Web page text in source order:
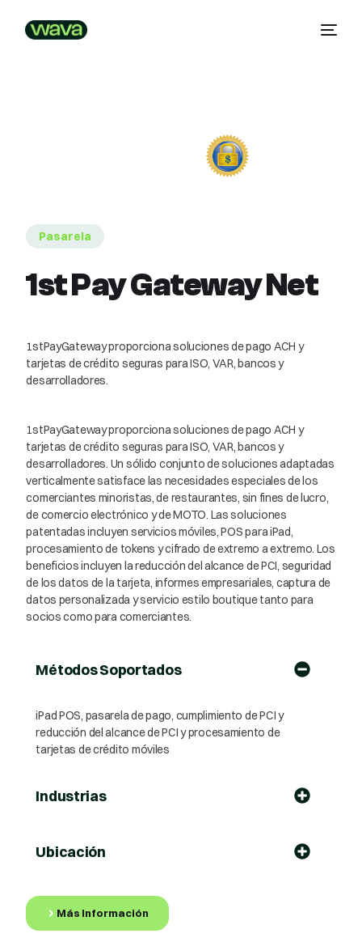
Pasarela
1st Pay Gateway Net
1stPayGateway proporciona soluciones de pago ACH y
tarjetas de crédito seguras para ISO, VAR, bancos y
desarrolladores.
1stPayGateway proporciona soluciones de pago ACH y
tarjetas de crédito seguras para ISO, VAR, bancos y
desarrolladores. Un sólido conjunto de soluciones adaptadas
verticalmente satisface las necesidades especiales de los
comerciantes minoristas, de restaurantes, sin fines de lucro,
de comercio electrónico y de MOTO. Las soluciones
patentadas incluyen servicios móviles, POS para iPad,
procesamiento de tokens y cifrado de extremo a extremo. Los
beneficios incluyen la reducción del alcance de PCI, seguridad
de los datos de la tarjeta, informes empresariales, captura de
datos personalizada y servicio estilo boutique tanto para
socios como para comerciantes.
Métodos Soportados
iPad POS, pasarela de pago, cumplimiento de PCI y
reducción del alcance de PCI y procesamiento de
tarjetas de crédito móviles
Industrias
Ubicación
Más Información